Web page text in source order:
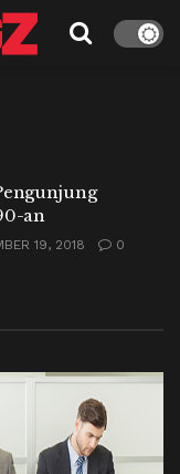
an
19, 2018 0